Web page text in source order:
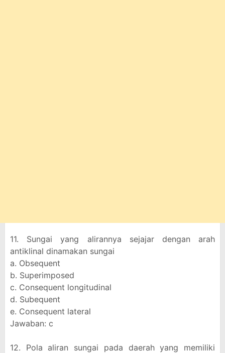
11. Sungai yang alirannya sejajar dengan arah
antiklinal dinamakan sungai
a. Obsequent
b. Superimposed
c. Consequent longitudinal
d. Subequent
e. Consequent lateral
Jawaban: c
12. Pola aliran sungai pada daerah yang memiliki